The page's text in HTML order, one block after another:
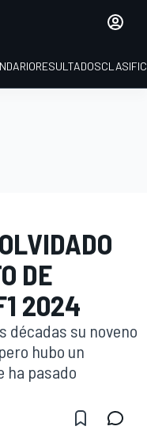
RESULTADOS
DE
2024
décadas su noveno
hubo un
ha pasado